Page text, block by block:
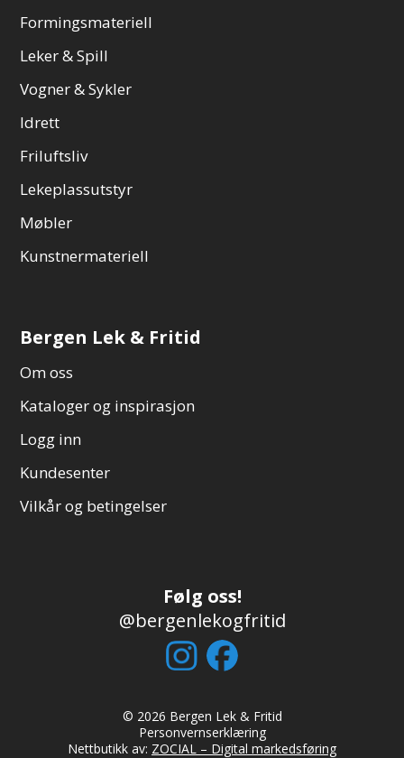
Formingsmateriell
Leker & Spill
Vogner & Sykler
Idrett
Friluftsliv
Lekeplassutstyr
Møbler
Kunstnermateriell
Bergen Lek & Fritid
Om oss
Kataloger og inspirasjon
Logg inn
Kundesenter
Vilkår og betingelser
Følg oss!
@bergenlekogfritid
© 2026 Bergen Lek & Fritid
Personvernserklæring
Nettbutikk av: ZOCIAL – Digital markedsføring